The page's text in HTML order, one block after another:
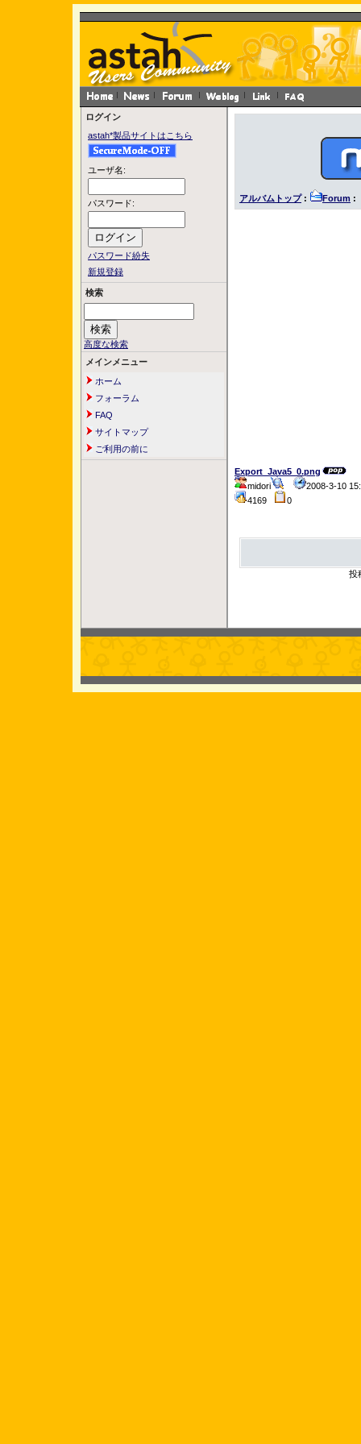
ログイン
astah*製品サイトはこちら
ユーザ名:
パスワード:
パスワード紛失
新規登録
検索
高度な検索
メインメニュー
ホーム
フォーラム
FAQ
サイトマップ
ご利用の前に
アルバムトップ: Forum :
Export_Java5_0.png
midori
2008-3-10
4169
0
投